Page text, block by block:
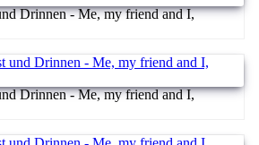
Drinnen - Me, my friend and I,
Drinnen - Me, my friend and I,